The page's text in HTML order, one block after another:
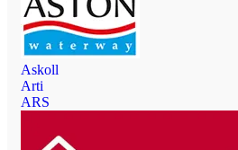
Askoll
Arti
ARS